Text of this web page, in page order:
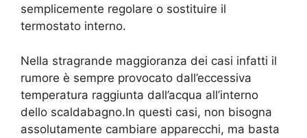
semplicemente regolare o sostituire il
termostato interno.
Nella stragrande maggioranza dei casi infatti il
rumore è sempre provocato dall’eccessiva
temperatura raggiunta dall’acqua all’interno
dello scaldabagno.In questi casi, non bisogna
assolutamente cambiare apparecchi, ma basta